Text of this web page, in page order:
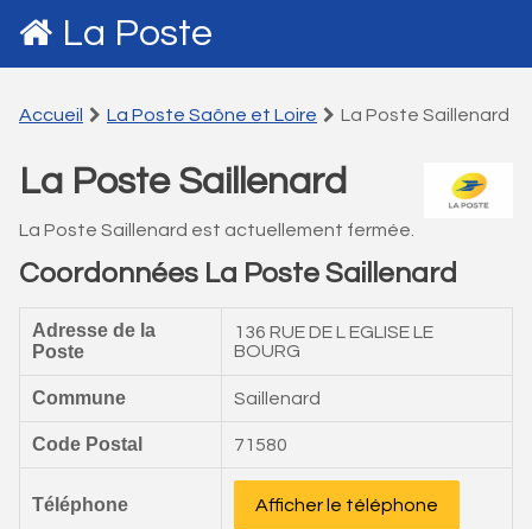
La Poste
Accueil La Poste Saône et Loire La Poste Saillenard
La Poste Saillenard
La Poste Saillenard est actuellement fermée.
Coordonnées La Poste Saillenard
Adresse de la
Poste
136 RUE DE L EGLISE LE
BOURG
Commune Saillenard
Code Postal 71580
Téléphone Afficher le téléphone